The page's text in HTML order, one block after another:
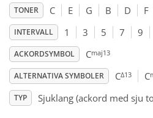
Français
한국어
हिन्दी
TONER C E G B D F
INTERVALL 1 3 5 7 9
ACKORDSYMBOL Cmaj13
ALTERNATIVA SYMBOLER CΔ13 C
TYP Sjuklang (ackord med sju